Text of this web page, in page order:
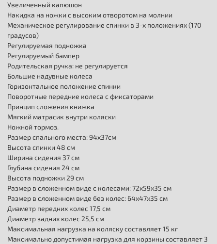
Увеличенный капюшон
Накидка на ножки с высоким отворотом на молнии
Механическое регулирование спинки в 3-х положениях (170
градусов)
Регулируемая подножка
Регулируемый бампер
Родительская ручка: не регулируется
Большие надувные колеса
Горизонтальное положение спинки
Поворотные передние колеса с фиксаторами
Принцип сложения книжка
Мягкий матрасик внутри коляски
Ножной тормоз.
Размер спального места: 94х37см
Высота спинки 48 см
Ширина сидения 37 см
Глубина сидения 24 см
Высота подножки 29 см
Размер в сложенном виде с колесами: 72х59х35 см
Размер в сложенном виде без колес: 64х47х35 см
Диаметр передних колес 17,5 см
Диаметр задних колес 25,5 см
Максимальная нагрузка на коляску составляет 15 кг
Максимально допустимая нагрузка для корзины составляет 3